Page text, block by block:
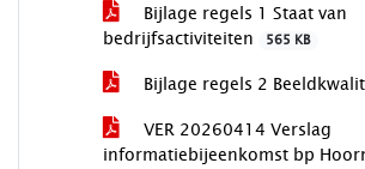
Bijlage regels 1 Staat van
bedrijfsactiviteiten
565 KB
Bijlage regels 2
VER 20260414 Verslag
informatiebijeenkomst bp